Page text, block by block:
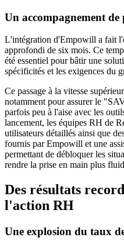
Un accompagnement
L'intégration d'Empowill a fait
approfondi de six mois. Ce
été essentiel pour bâtir une
spécificités et les exigences du
Ce passage à la vitesse
notamment pour assurer le
parfois peu à l'aise avec les
lancement, les équipes RH de
utilisateurs détaillés ainsi que
fournis par Empowill et une
permettant de débloquer les
rendre la prise en main plus
Des résultats
l'action RH
Une explosion du taux